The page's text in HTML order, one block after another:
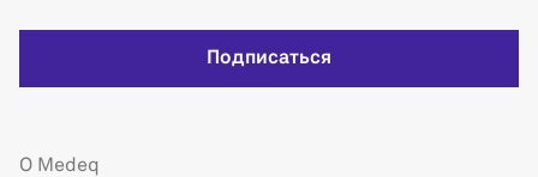
Подписаться
О Medeq